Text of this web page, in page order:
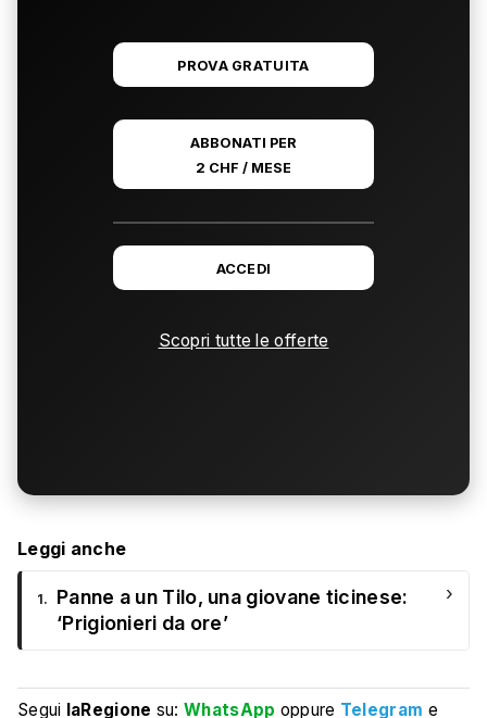
PROVA GRATUITA
ABBONATI PER
2 CHF / MESE
ACCEDI
Scopri tutte le offerte
Leggi anche
1.
Panne a un Tilo, una giovane ticinese:
‘Prigionieri da ore’
›
Segui laRegione su:WhatsApp oppure Telegram e